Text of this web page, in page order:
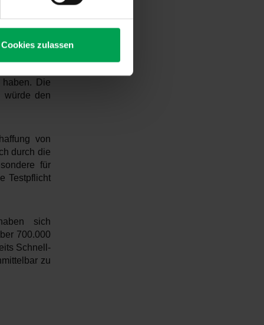
Cookies zulassen
Die
würde den
von
durch die
für
Testpflicht
sich
700.000
Schnell-
zu